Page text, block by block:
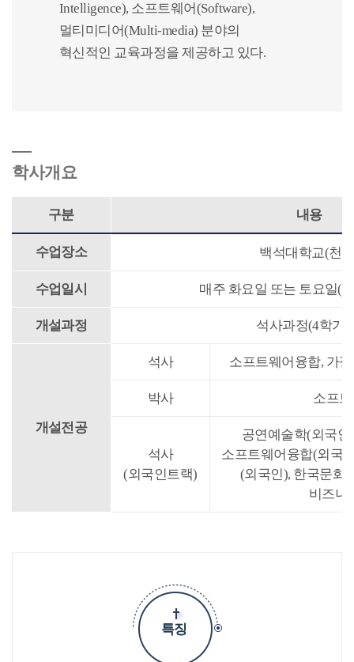
Intelligence), 소프트웨어(Software),
멀티미디어(Multi-media) 분야의
혁신적인 교육과정을 제공하고 있다.
학사개요
구분 내용
수업장소 백석대학교(천
수업일시 매주 화요일 또는 토요일
개설과정 석사과정(4학기
개설전공
석사 소프트웨어융합, 가
박사 소프
석사
(외국인트랙)
공연예술학(외국
소프트웨어융합(외국
(외국인), 한국문화
비즈니
특징